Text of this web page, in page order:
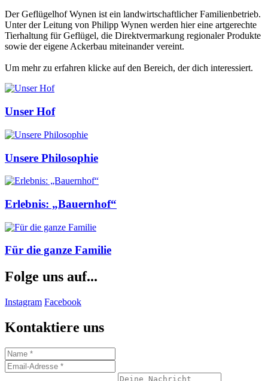
Der Geflügelhof Wynen ist ein landwirtschaftlicher Familienbetrieb.
Unter der Leitung von Philipp Wynen werden hier eine artgerechte
Tierhaltung für Geflügel, die Direktvermarkung regionaler Produkte
sowie der eigene Ackerbau miteinander vereint.
Um mehr zu erfahren klicke auf den Bereich, der dich interessiert.
Unser Hof
Unsere Philosophie
Erlebnis: „Bauernhof“
Für die ganze Familie
Folge uns auf...
Instagram Facebook
Kontaktiere uns